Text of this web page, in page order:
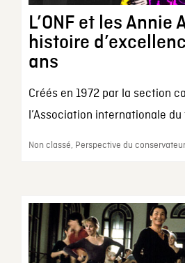
L’ONF et les Annie
histoire
ans
Créés en 1972 par la section
l’Association internationale du
Non classé, Perspective du